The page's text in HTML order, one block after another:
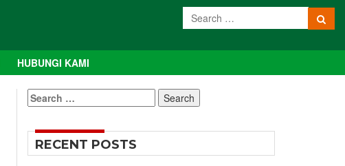
HUBUNGI KAMI
Search
for:
RECENT POSTS